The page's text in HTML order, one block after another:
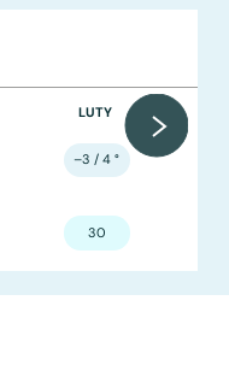
LUTY
–3 / 4 °
30